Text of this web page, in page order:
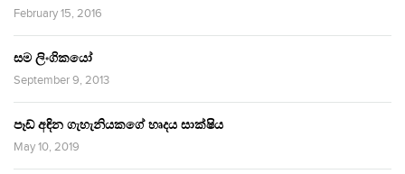
February 15, 2016
සම ලිංගිකයෝ
September 9, 2013
පෑඩ් අඳින ගැහැනියකගේ හෘදය සාක්ෂිය
May 10, 2019